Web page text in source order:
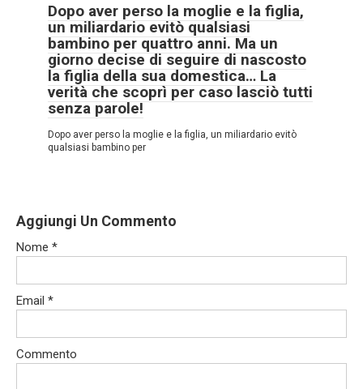
Dopo aver perso la moglie e la figlia,
un miliardario evitò qualsiasi
bambino per quattro anni. Ma un
giorno decise di seguire di nascosto
la figlia della sua domestica… La
verità che scoprì per caso lasciò tutti
senza parole!
Dopo aver perso la moglie e la figlia, un miliardario evitò
qualsiasi bambino per
Aggiungi Un Commento
Nome *
Email *
Commento